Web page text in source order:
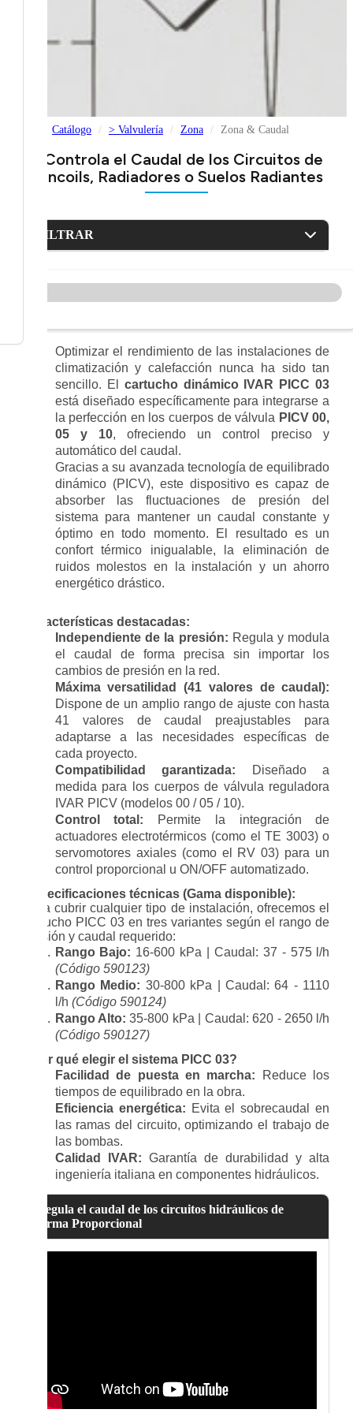
Catálogo > Valvulería Zona Zona & Caudal
> Controla el Caudal de los Circuitos de
Fancoils, Radiadores o Suelos Radiantes
FILTRAR
Optimizar el rendimiento de las instalaciones de
climatización y calefacción nunca ha sido tan
sencillo. El cartucho dinámico IVAR PICC 03
está diseñado específicamente para integrarse a
la perfección en los cuerpos de válvula PICV 00,
05 y 10, ofreciendo un control preciso y
automático del caudal.
Gracias a su avanzada tecnología de equilibrado
dinámico (PICV), este dispositivo es capaz de
absorber las fluctuaciones de presión del
sistema para mantener un caudal constante y
óptimo en todo momento. El resultado es un
confort térmico inigualable, la eliminación de
ruidos molestos en la instalación y un ahorro
energético drástico.
Características destacadas:
Independiente de la presión: Regula y modula
el caudal de forma precisa sin importar los
cambios de presión en la red.
Máxima versatilidad (41 valores de caudal):
Dispone de un amplio rango de ajuste con hasta
41 valores de caudal preajustables para
adaptarse a las necesidades específicas de
cada proyecto.
Compatibilidad garantizada: Diseñado a
medida para los cuerpos de válvula reguladora
IVAR PICV (modelos 00 / 05 / 10).
Control total: Permite la integración de
actuadores electrotérmicos (como el TE 3003) o
servomotores axiales (como el RV 03) para un
control proporcional u ON/OFF automatizado.
Especificaciones técnicas (Gama disponible):
Para cubrir cualquier tipo de instalación, ofrecemos el
cartucho PICC 03 en tres variantes según el rango de
presión y caudal requerido:
Rango Bajo: 16-600 kPa | Caudal: 37 - 575 l/h
(Código 590123)
Rango Medio: 30-800 kPa | Caudal: 64 - 1110
l/h (Código 590124)
Rango Alto: 35-800 kPa | Caudal: 620 - 2650 l/h
(Código 590127)
¿Por qué elegir el sistema PICC 03?
Facilidad de puesta en marcha: Reduce los
tiempos de equilibrado en la obra.
Eficiencia energética: Evita el sobrecaudal en
las ramas del circuito, optimizando el trabajo de
las bombas.
Calidad IVAR: Garantía de durabilidad y alta
ingeniería italiana en componentes hidráulicos.
Regula el caudal de los circuitos hidráulicos de
forma Proporcional